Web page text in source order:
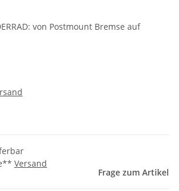
von Postmount Bremse auf
Versand
Frage zum Artikel